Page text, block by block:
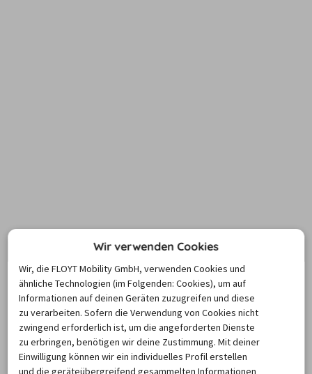
Wir verwenden Cookies
Wir, die FLOYT Mobility GmbH, verwenden Cookies und
ähnliche Technologien (im Folgenden: Cookies), um auf
Informationen auf deinen Geräten zuzugreifen und diese
zu verarbeiten. Sofern die Verwendung von Cookies nicht
zwingend erforderlich ist, um die angeforderten Dienste
zu erbringen, benötigen wir deine Zustimmung. Mit deiner
Einwilligung können wir ein individuelles Profil erstellen
und die geräteübergreifend gesammelten Informationen